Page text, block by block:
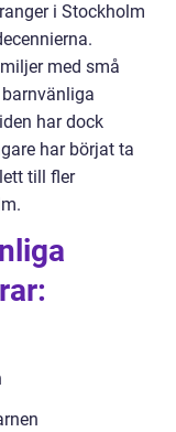
i Stockholm
med små
har dock
har börjat ta
till fler